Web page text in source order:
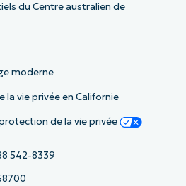
du Centre australien de
moderne
vie privée en Californie
de la vie privée
542-8339